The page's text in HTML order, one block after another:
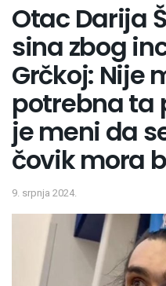
Otac Darija
sina zbog
Grčkoj: Nije
potrebna ta
je meni da
čovik mora
9. srpnja 2024.